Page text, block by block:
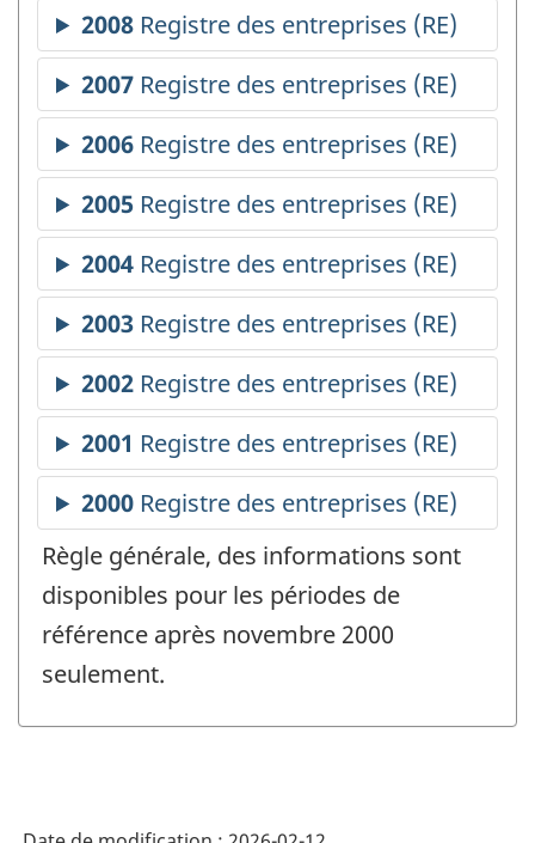
Règle générale, des informations sont
disponibles pour les périodes de
référence après novembre 2000
seulement.